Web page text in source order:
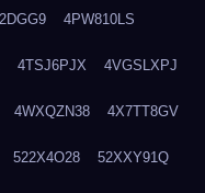
4PW810LS
4TSJ6PJX 4VGSLXPJ
4WXQZN38 4X7TT8GV
522X4O28 52XXY91Q